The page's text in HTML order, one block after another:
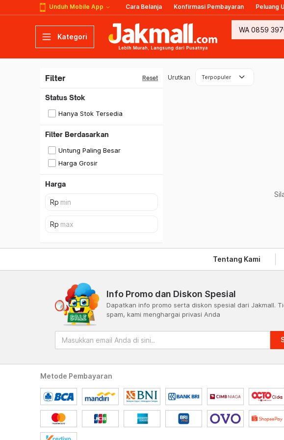
Unduh Mobile App Cara Belanja Konfirmasi Pembayaran Peluang
Kategori
Filter Reset
Status Stok
Hanya Stok Tersedia
Filter Berdasarkan
Untung Paling Besar
Harga Grosir
Harga
Urutkan Terpopuler keyboard_arrow_down
Tentang Kami
Info Promo dan Diskon Spesial
Dapatkan info promo serta diskon spesial dari Jakmall.
spam, kami menghargai privasi Anda
Metode Pembayaran